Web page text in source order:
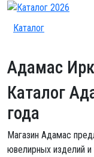
Каталог
Адамас
Каталог
года
Магазин Адамас
ювелирных изделий